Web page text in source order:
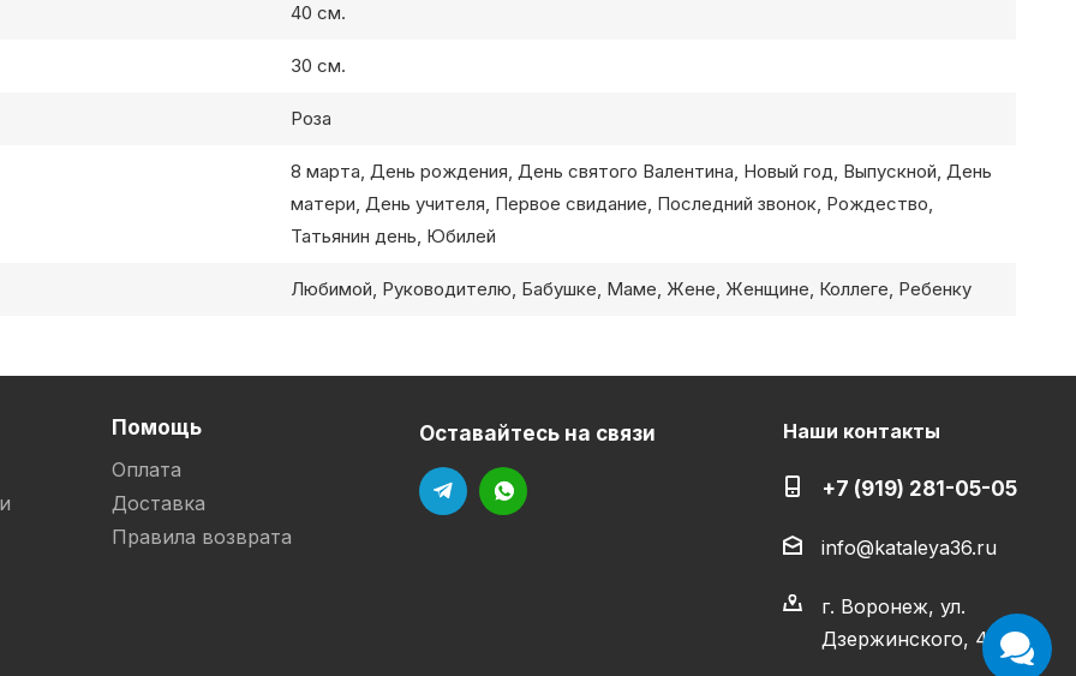
40 см.
30 см.
Роза
8 марта, День рождения, День святого Валентина, Новый год, Выпускной, День
матери, День учителя, Первое свидание, Последний звонок, Рождество,
Татьянин день, Юбилей
Любимой, Руководителю, Бабушке, Маме, Жене, Женщине, Коллеге, Ребенку
Помощь
Оплата
Доставка
Правила возврата
Оставайтесь на связи Наши контакты
+7 (919) 281-05-05
info@kataleya36.ru
г. Воронеж, ул.
Дзержинского, 4